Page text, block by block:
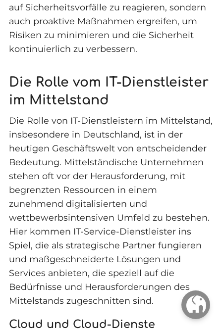
auf Sicherheitsvorfälle zu reagieren, sondern
auch proaktive Maßnahmen ergreifen, um
Risiken zu minimieren und die Sicherheit
kontinuierlich zu verbessern.
Die Rolle vom IT-Dienstleister
im Mittelstand
Die Rolle von IT-Dienstleistern im Mittelstand,
insbesondere in Deutschland, ist in der
heutigen Geschäftswelt von entscheidender
Bedeutung. Mittelständische Unternehmen
stehen oft vor der Herausforderung, mit
begrenzten Ressourcen in einem
zunehmend digitalisierten und
wettbewerbsintensiven Umfeld zu bestehen.
Hier kommen IT-Service-Dienstleister ins
Spiel, die als strategische Partner fungieren
und maßgeschneiderte Lösungen und
Services anbieten, die speziell auf die
Bedürfnisse und Herausforderungen des
Mittelstands zugeschnitten sind.
Cloud und Cloud-Dienste